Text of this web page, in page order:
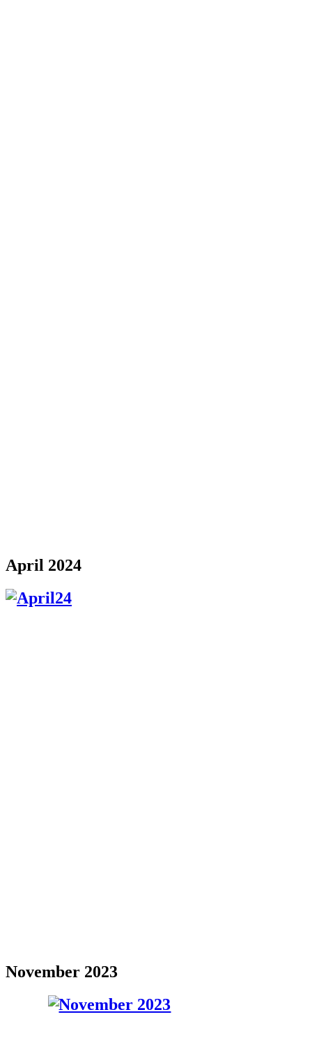
April 2024
November 2023